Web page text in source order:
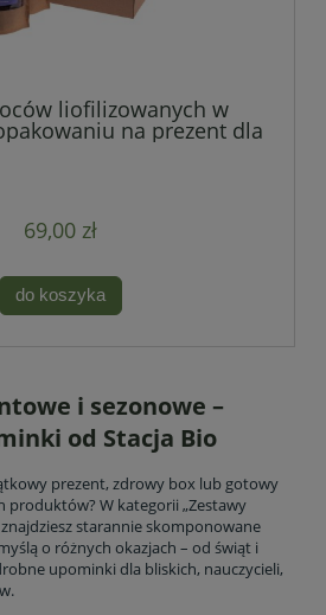
liofilizowanych w
na prezent dla
69,00 zł
do koszyka
i sezonowe –
od Stacja Bio
prezent, zdrowy box lub gotowy
produktów? W kategorii „Zestawy
starannie skomponowane
o różnych okazjach – od świąt i
upominki dla bliskich, nauczycieli,